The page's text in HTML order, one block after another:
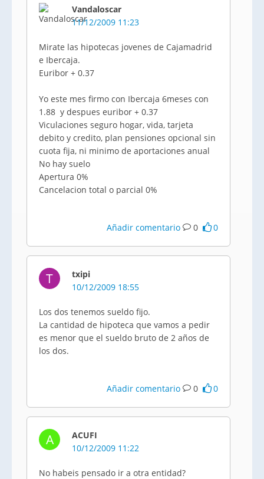
Vandaloscar
11/12/2009 11:23
Mirate las hipotecas jovenes de Cajamadrid
e Ibercaja.
Euribor + 0.37
Yo este mes firmo con Ibercaja 6meses con
1.88 y despues euribor + 0.37
Viculaciones seguro hogar, vida, tarjeta
debito y credito, plan pensiones opcional sin
cuota fija, ni minimo de aportaciones anual
No hay suelo
Apertura 0%
Cancelacion total o parcial 0%
Añadir comentario 0 0
T
txipi
10/12/2009 18:55
Los dos tenemos sueldo fijo.
La cantidad de hipoteca que vamos a pedir
es menor que el sueldo bruto de 2 años de
los dos.
Añadir comentario 0 0
A
ACUFI
10/12/2009 11:22
No habeis pensado ir a otra entidad?